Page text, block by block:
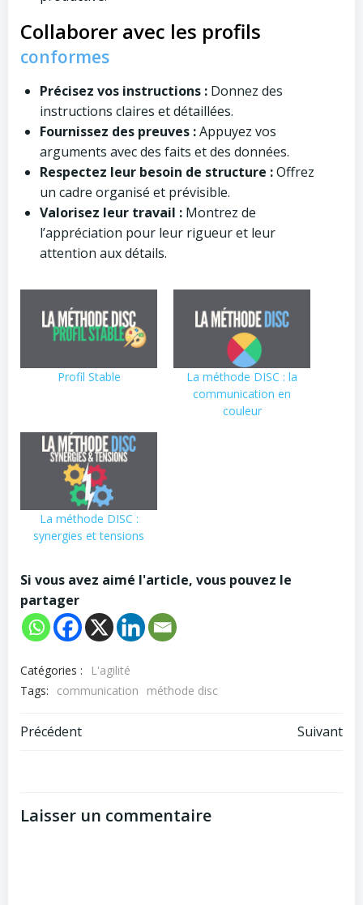
Collaborer avec les profils
conformes
Précisez vos instructions : Donnez des
instructions claires et détaillées.
Fournissez des preuves :Appuyez vos
arguments avec des faits et des données.
Respectez leur besoin de structure :Offrez
un cadre organisé et prévisible.
Valorisez leur travail : Montrez de
l’appréciation pour leur rigueur et leur
attention aux détails.
Profil Stable
La méthode DISC : la
communication en
couleur
La méthode DISC :
synergies et tensions
Si vous avez aimé l'article, vous pouvez le
partager
Catégories :
L'agilité
Tags:
communication méthode disc
Post
Précédent Suivant
Laisser un commentaire